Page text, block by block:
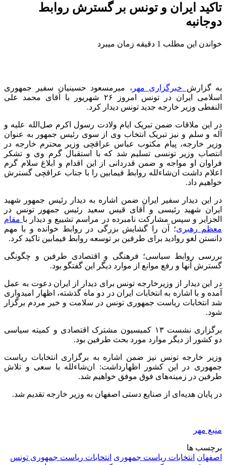
تاکید ایران و تونس بر گسترش روابط
دوجانبه
خواندن این مطلب 1 دقیقه زمان میبرد
به گزارش خبرگزاری مهر ، میرمسعود حسینیان سفیر جمهوری
اسلامی ایران در تونس امروز ۲۶ شهریور با آقای محمد علی
النفطی وزیر خارجه جدید تونس دیدار کرد.
در این ملاقات ضمن تبریک ایام ولادت رسول اکرم صل‌الله علیه و
آله و سلم و نیز تبریک انتخاب وی از سوی رئیس جمهور به عنوان
وزیر خارجه، پیام مکتوب عباس عراقچی وزیر محترم خارجه در
انتصاب وزیر تونسی تسلیم شد که با استقبال گرم وی و تشکر
فراوان او مواجه و ضمن قدردانی از این اقدام و ابلاغ سلام گرم
اعلام داشت
ان‌شاءلله روابط فیمابین را با جناب عراقچی گسترش
خواهیم داد.
در این دیدار سفیر ایران ضمن اشاره به دیدار رئیس جمهور شهید
ایران شهید رئیسی و آقای قیس سعید رئیس جمهور تونس در
الجزایر و سپس مشارکت نامبرده در مراسم تشییع و دیدار با مقام
معظم رهبری؛ آن را گشایش بزرگی در روابط خوانده و با مهم
دانستن لغو روادید برای طرفین بر توسعه روابط فیمابین تاکید کرد.
بررسی روابط سیاسی؛ فرهنگی و اقتصادی طرفین و چگونگی
گسترش آنها و رفع موانع از موارد دیگر این گفتگو بود.
در این دیدار از وزیرخارجه تونس برای دیدار از ایران دعوت به عمل
آمده و با اشاره به انتخابات ایران در دو ماه گذشته، اظهار امیدواری
شد انتخابات ریاست جمهوری تونس در سلامت و خیر مردم برگزار
شود.
برگزاری نشست ۱۳ کمیسیون مشترک اقتصادی و کمیته سیاسی
دو کشور از دیگر موارد مورد بحث طرفین بود.
وزیر خارجه تونس نیز ضمن اشاره به برگزاری انتخابات ریاست
جمهوری در این کشور
اظهارداشت: ان‌شاءلله با سعی و تلاش
طرفین در زمینه‌های فوق موفق خواهیم شد.
در پایان هدیه‌ای از صنایع دستی اصفهان به وزیر خارجه تقدیم شد.
منبع مهر
برچسب ها
اصفهان انتخابات ریاست جمهوری انتخابات ریاست جمهوری تونس